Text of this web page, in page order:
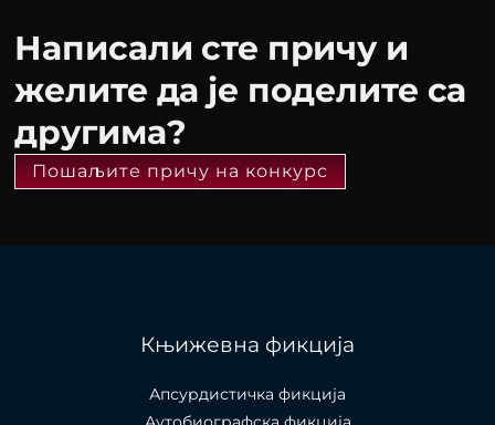
Написали сте причу и
желите да је поделите са
другима?
Пошаљите причу на конкурс
Књижевна фикција
Апсурдистичка фикција